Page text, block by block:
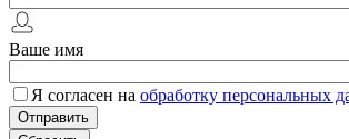
Ваше имя
Я согласен на обработку персональных